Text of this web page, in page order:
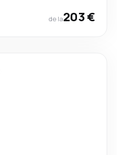
de la203 €